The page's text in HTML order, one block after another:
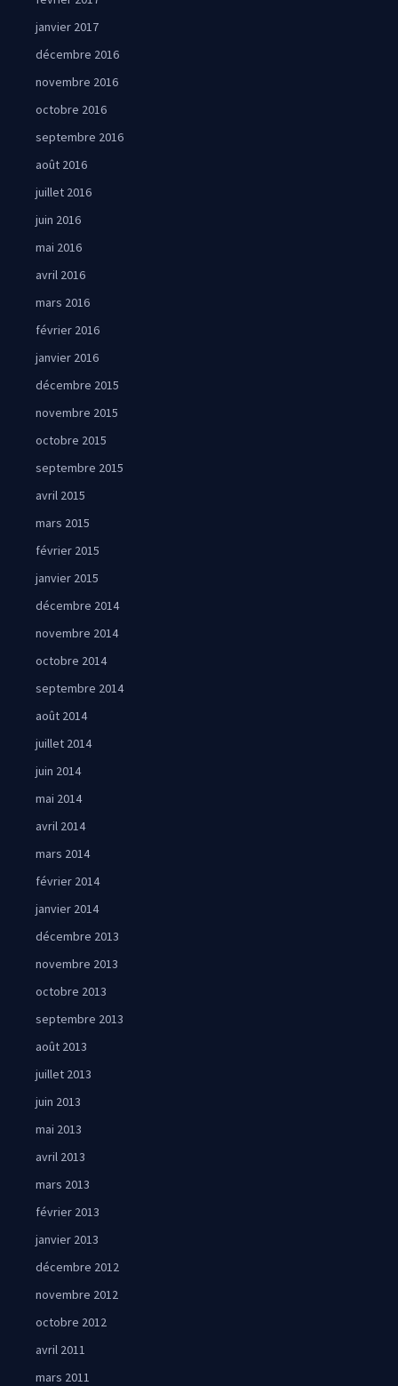
janvier 2017
décembre 2016
novembre 2016
octobre 2016
septembre 2016
août 2016
juillet 2016
juin 2016
mai 2016
avril 2016
mars 2016
février 2016
janvier 2016
décembre 2015
novembre 2015
octobre 2015
septembre 2015
avril 2015
mars 2015
février 2015
janvier 2015
décembre 2014
novembre 2014
octobre 2014
septembre 2014
août 2014
juillet 2014
juin 2014
mai 2014
avril 2014
mars 2014
février 2014
janvier 2014
décembre 2013
novembre 2013
octobre 2013
septembre 2013
août 2013
juillet 2013
juin 2013
mai 2013
avril 2013
mars 2013
février 2013
janvier 2013
décembre 2012
novembre 2012
octobre 2012
avril 2011
mars 2011